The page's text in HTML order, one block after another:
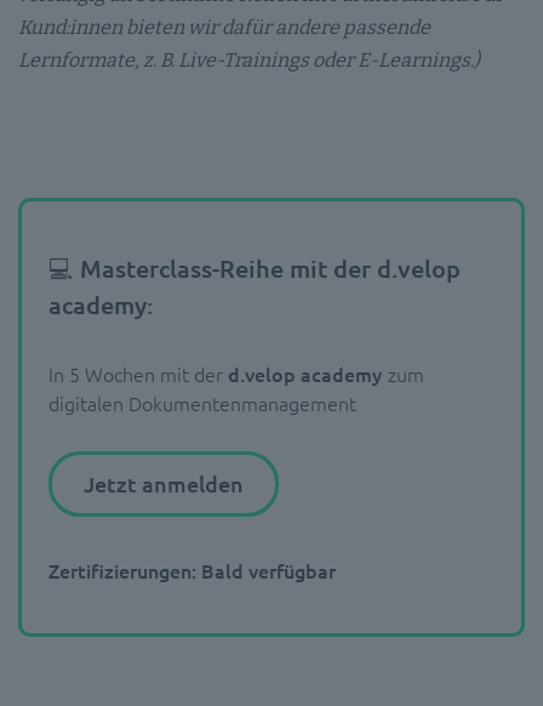
Kund:innen bieten wir dafür andere passende
Lernformate, z. B. Live-Trainings oder E-Learnings.)
💻 Masterclass-Reihe mit der d.velop
academy:
In 5 Wochen mit der d.velop academy zum
digitalen Dokumentenmanagement
Jetzt anmelden
Zertifizierungen: Bald verfügbar